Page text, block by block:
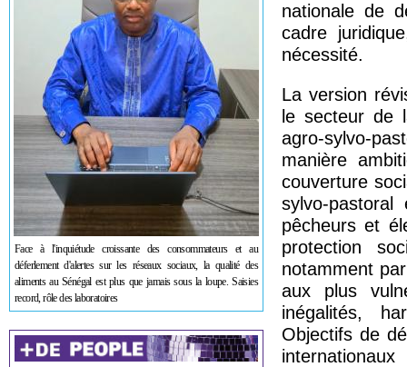
Face à l'inquiétude croissante des consommateurs et au
déferlement d'alertes sur les réseaux sociaux, la qualité des
aliments au Sénégal est plus que jamais sous la loupe. Saisies
record, rôle des laboratoires
nationale de
cadre
nécessité.
La version
le secteur de
agro-sylvo-
manière
couverture
sylvo-
pêcheurs et
protection
notamment
aux plus
inégalités,
Objectifs de